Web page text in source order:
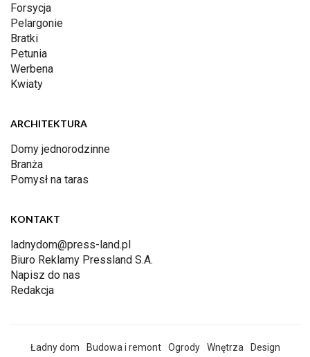
Forsycja
Pelargonie
Bratki
Petunia
Werbena
Kwiaty
ARCHITEKTURA
Domy jednorodzinne
Branża
Pomysł na taras
KONTAKT
ladnydom@press-land.pl
Biuro Reklamy Pressland S.A.
Napisz do nas
Redakcja
Ładny dom Budowa i remont Ogrody Wnętrza Design